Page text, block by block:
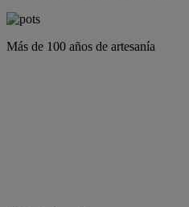
Más de 100 años de artesanía